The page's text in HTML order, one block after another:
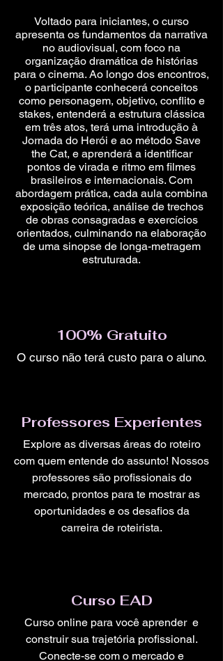
Voltado para iniciantes, o curso
apresenta os fundamentos da narrativa
no audiovisual, com foco na
organização dramática de histórias
para o cinema. Ao longo dos encontros,
o participante conhecerá conceitos
como personagem, objetivo, conflito e
stakes, entenderá a estrutura clássica
em três atos, terá uma introdução à
Jornada do Herói e ao método Save
the Cat, e aprenderá a identificar
pontos de virada e ritmo em filmes
brasileiros e internacionais. Com
abordagem prática, cada aula combina
exposição teórica, análise de trechos
de obras consagradas e exercícios
orientados, culminando na elaboração
de uma sinopse de longa-metragem
estruturada.
100% Gratuito
O curso não terá custo para o aluno.
Professores Experientes
Explore as diversas áreas do roteiro
com quem entende do assunto! Nossos
professores são profissionais do
mercado, prontos para te mostrar as
oportunidades e os desafios da
carreira de roteirista.
Curso EAD
Curso online para você aprender e
construir sua trajetória profissional.
Conecte-se com o mercado e